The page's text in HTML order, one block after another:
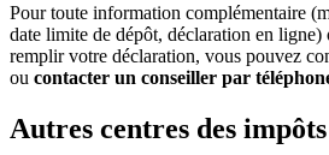
Pour toute information complémentaire
date limite de dépôt, déclaration en ligne)
remplir votre déclaration, vous pouvez
ou contacter un conseiller par
Autres centres des